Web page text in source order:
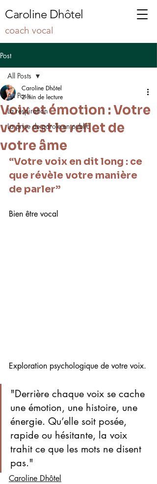
Caroline Dhôtel
coach vocal
Post
All Posts
La respiration
La prise de parole en public
All Posts
Voix et émotion : Votre
voix est le reflet de
votre âme
Caroline Dhôtel
2 min de lecture
“Votre voix en dit long : ce
que révèle votre manière
de parler”
Bien être vocal
Exploration psychologique de votre voix.
"Derrière chaque voix se cache
une émotion, une histoire, une
énergie. Qu’elle soit posée,
rapide ou hésitante, la voix
trahit ce que les mots ne disent
pas."
Caroline Dhôtel